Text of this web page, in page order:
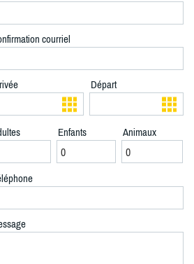
courriel
Départ
Enfants Animaux